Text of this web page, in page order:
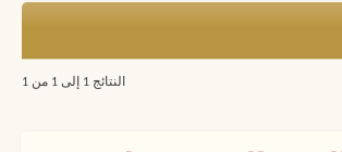
النتائج 1 إلى 1 من 1